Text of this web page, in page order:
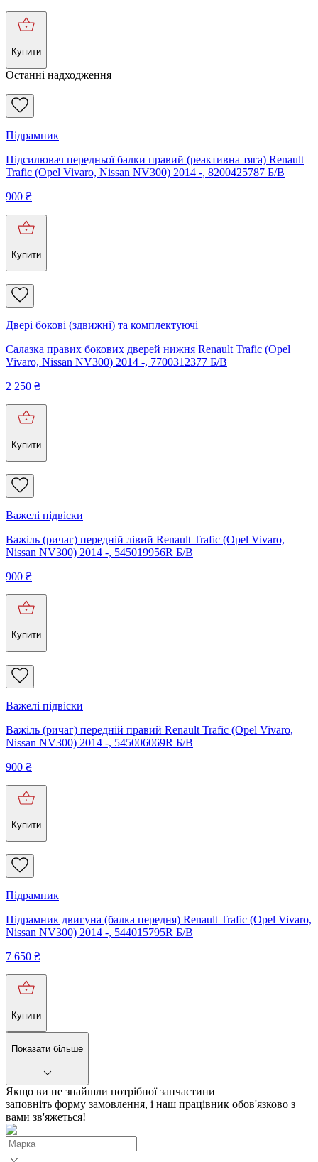
Купити
Останні надходження
Підрамник
Підсилювач передньої балки правий (реактивна тяга) Renault
Trafic (Opel Vivaro, Nissan NV300) 2014 -, 8200425787 Б/В
900 ₴
Купити
Двері бокові (здвижні) та комплектуючі
Салазка правих бокових дверей нижня Renault Trafic (Opel
Vivaro, Nissan NV300) 2014 -, 7700312377 Б/В
2 250 ₴
Купити
Важелі підвіски
Важіль (ричаг) передній лівий Renault Trafic (Opel Vivaro,
Nissan NV300) 2014 -, 545019956R Б/В
900 ₴
Купити
Важелі підвіски
Важіль (ричаг) передній правий Renault Trafic (Opel Vivaro,
Nissan NV300) 2014 -, 545006069R Б/В
900 ₴
Купити
Підрамник
Підрамник двигуна (балка передня) Renault Trafic (Opel Vivaro,
Nissan NV300) 2014 -, 544015795R Б/В
7 650 ₴
Купити
Показати більше
Якщо ви не знайшли потрібної запчастини
заповніть форму замовлення, і наш працівник обов'язково з
вами зв'яжеться!